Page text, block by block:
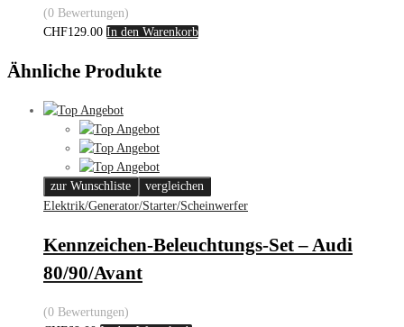
(0 Bewertungen)
CHF129.00 In den Warenkorb
Ähnliche Produkte
zur Wunschliste
vergleichen
Elektrik/Generator/Starter/Scheinwerfer
Kennzeichen-Beleuchtungs-Set – Audi
80/90/Avant
(0 Bewertungen)